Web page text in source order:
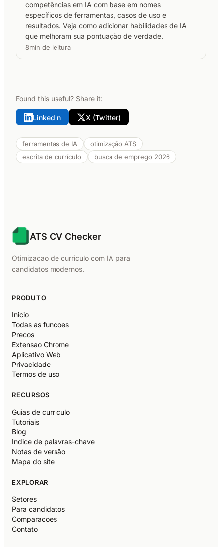
competências em IA com base em nomes
específicos de ferramentas, casos de uso e
resultados. Veja como adicionar habilidades de IA
que melhoram sua pontuação de verdade.
8min de leitura
Found this useful? Share it:
LinkedIn X (Twitter)
ferramentas de IA
otimização ATS
escrita de currículo
busca de emprego 2026
ATS CV Checker
Otimizacao de curriculo com IA para
candidatos modernos.
PRODUTO
Inicio
Todas as funcoes
Precos
Extensao Chrome
Aplicativo Web
Privacidade
Termos de uso
RECURSOS
Guias de curriculo
Tutoriais
Blog
Indice de palavras-chave
Notas de versão
Mapa do site
EXPLORAR
Setores
Para candidatos
Comparacoes
Contato